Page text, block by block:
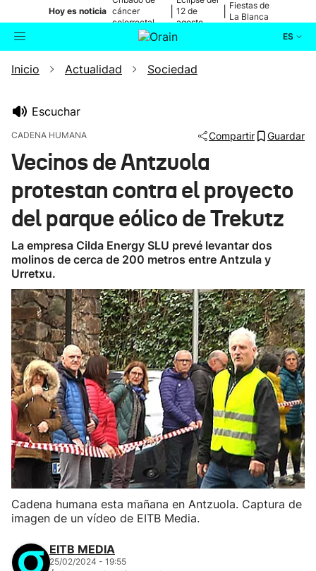
Hoy es noticia cáncer
colorrectal
12 de
agosto
Fiestas de
La Blanca
ES
Buscador Actualidad
Ikusmiran
Eguraldia
Inicio Actualidad Sociedad
Escuchar
CADENA HUMANA Compartir Guardar
Vecinos de Antzuola
protestan contra el proyecto
del parque eólico de Trekutz
La empresa Cilda Energy SLU prevé levantar dos
molinos de cerca de 200 metros entre Antzula y
Urretxu.
Cadena humana esta mañana en Antzuola. Captura de
imagen de un vídeo de EITB Media.
EITB MEDIA
25/02/2024 - 19:55